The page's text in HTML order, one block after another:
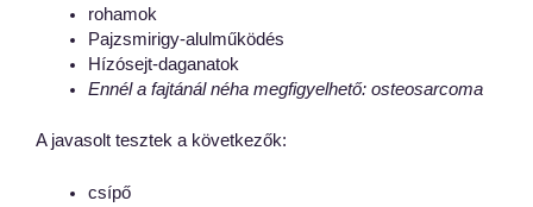
rohamok
Pajzsmirigy-alulműködés
Hízósejt-daganatok
Ennél a fajtánál néha megfigyelhető: osteosarcoma
A javasolt tesztek a következők:
csípő